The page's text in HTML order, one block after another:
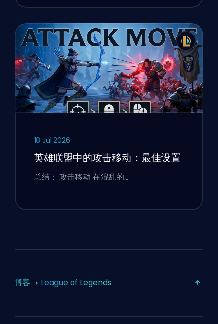
18 Jul 2026
英雄联盟中的攻击移动：最佳设置
总结： 攻击移动 在混乱的…
博客 League of Legends